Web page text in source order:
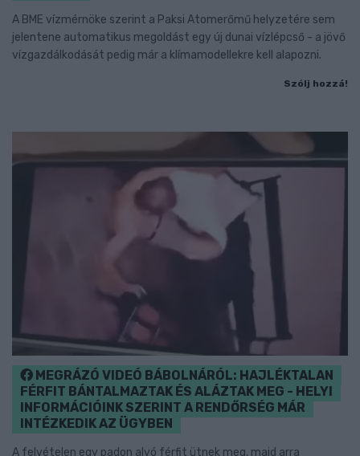
A BME vízmérnöke szerint a Paksi Atomerőmű helyzetére sem
jelentene automatikus megoldást egy új dunai vízlépcső - a jövő
vízgazdálkodását pedig már a klímamodellekre kell alapozni.
Szólj hozzá!
MEGRÁZÓ VIDEÓ BÁBOLNÁRÓL: HAJLÉKTALAN
FÉRFIT BÁNTALMAZTAK ÉS ALÁZTAK MEG - HELYI
INFORMÁCIÓINK SZERINT A RENDŐRSÉG MÁR
INTÉZKEDIK AZ ÜGYBEN
A felvételen egy padon alvó férfit ütnek meg, majd arra